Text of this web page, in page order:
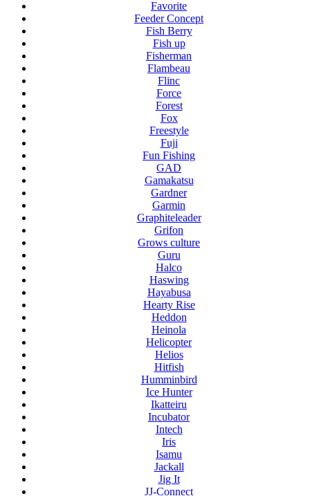
Favorite
Feeder Concept
Fish Berry
Fish up
Fisherman
Flambeau
Flinc
Force
Forest
Fox
Freestyle
Fuji
Fun Fishing
GAD
Gamakatsu
Gardner
Garmin
Graphiteleader
Grifon
Grows culture
Guru
Halco
Haswing
Hayabusa
Hearty Rise
Heddon
Heinola
Helicopter
Helios
Hitfish
Humminbird
Ice Hunter
Ikatteiru
Incubator
Intech
Iris
Isamu
Jackall
Jig It
JJ-Connect